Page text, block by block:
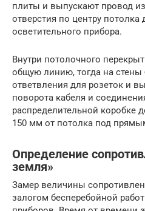
плиты и выпускают провод
отверстия по центру
осветительного прибора.
Внутри потолочного
общую линию, тогда на стены
ответвления для розеток и
поворота кабеля и
распределительной коробке
150 мм от потолка под
Определение
земля»
Замер величины
залогом бесперебойной